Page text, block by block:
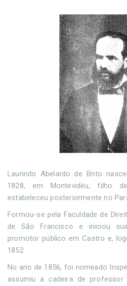
Laurindo Abelardo de Brito
1828, em Montevidéu, filho
estabeleceu posteriormente no
Formou-se pela Faculdade de
de São Francisco e iniciou
promotor público em Castro e,
1852.
No ano de 1856, foi nomeado
assumiu a cadeira de